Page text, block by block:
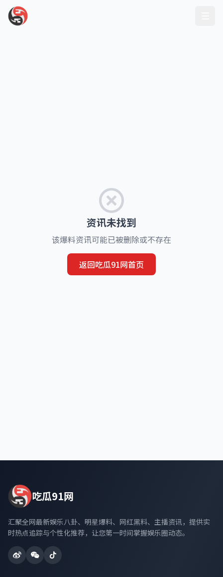
资讯未找到
该爆料资讯可能已被删除或不存在
返回吃瓜91网首页
吃瓜91网
汇聚全网最新娱乐八卦、明星爆料、网红黑料、主播资讯，提供实
时热点追踪与个性化推荐，让您第一时间掌握娱乐圈动态。